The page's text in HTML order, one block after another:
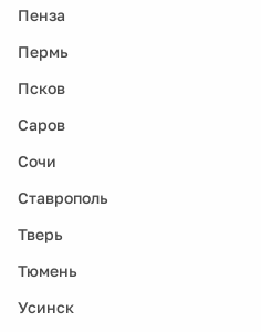
Пенза
Пермь
Псков
Саров
Сочи
Ставрополь
Тверь
Тюмень
Усинск